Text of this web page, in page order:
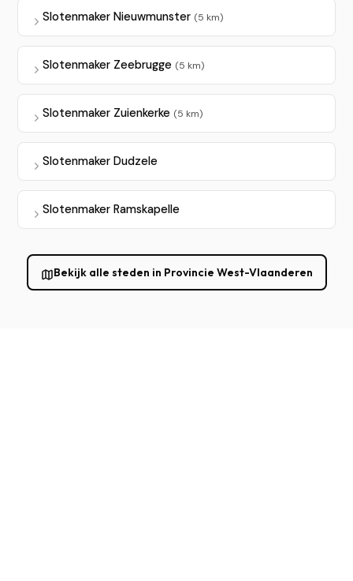
Slotenmaker Nieuwmunster (5 km)
Slotenmaker Zeebrugge (5 km)
Slotenmaker Zuienkerke (5 km)
Slotenmaker Dudzele
Slotenmaker Ramskapelle
Bekijk alle steden in Provincie West-Vlaanderen